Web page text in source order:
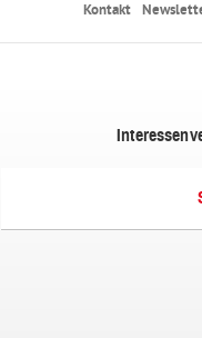
Kontakt